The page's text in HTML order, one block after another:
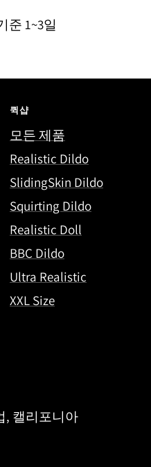
준 1~3일
퀵샵
모든 제품
Realistic Dildo
SlidingSkin Dildo
Squirting Dildo
Realistic Doll
BBC Dildo
Ultra Realistic
XXL Size
, 캘리포니아